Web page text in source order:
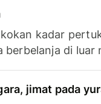
kadar
berbelanja di luar
jimat pada